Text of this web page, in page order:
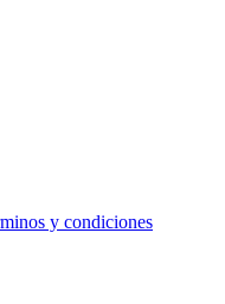
y condiciones